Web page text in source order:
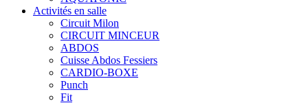
Activités en salle
Circuit Milon
CIRCUIT MINCEUR
ABDOS
Cuisse Abdos Fessiers
CARDIO-BOXE
Punch
Fit